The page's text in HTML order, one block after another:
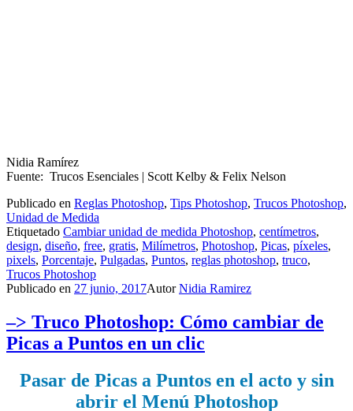
Nidia Ramírez
Fuente: Trucos Esenciales | Scott Kelby & Felix Nelson
Publicado en Reglas Photoshop, Tips Photoshop, Trucos Photoshop,
Unidad de Medida
Etiquetado Cambiar unidad de medida Photoshop, centímetros,
design, diseño, free, gratis, Milímetros, Photoshop, Picas, píxeles,
pixels, Porcentaje, Pulgadas, Puntos, reglas photoshop, truco,
Trucos Photoshop
Publicado en 27 junio, 2017AutorNidia Ramirez
–> Truco Photoshop: Cómo cambiar de
Picas a Puntos en un clic
Pasar de Picas a Puntos en el acto y sin
abrir el Menú Photoshop